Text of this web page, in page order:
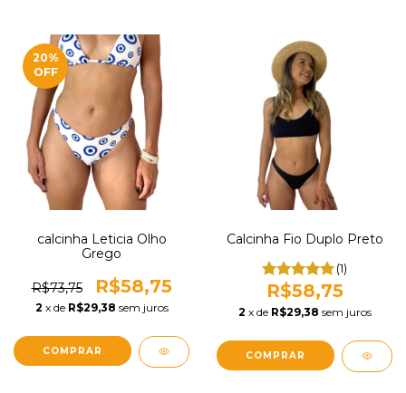
20%
OFF
calcinha Leticia Olho
Grego
R$73,75 R$58,75
2 x de R$29,38 sem juros
COMPRAR
Calcinha Fio Duplo Preto
(1)
R$58,75
2 x de R$29,38 sem juros
COMPRAR